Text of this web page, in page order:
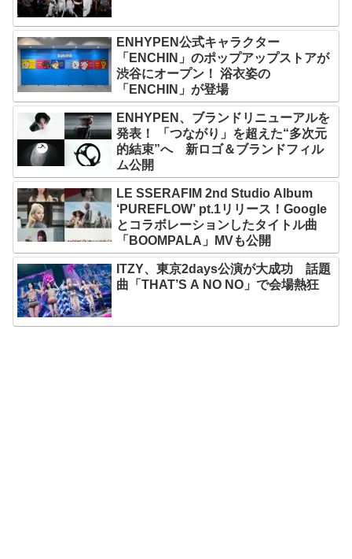
ENHYPEN公式キャラクター
「ENCHIN」のポップアップストアが
渋谷にオープン！ 浴衣姿の
「ENCHIN」が登場
ENHYPEN、ブランドリニューアルを
発表！ 「つながり」を超えた“多次元
的結束”へ 新ロゴ＆ブランドフィル
ム公開
LE SSERAFIM 2nd Studio Album
‘PUREFLOW’ pt.1リリース！Google
とコラボレーションしたタイトル曲
「BOOMPALA」MVも公開
ITZY、東京2days公演が大成功 話題
曲「THAT’S A NO NO」で会場熱狂